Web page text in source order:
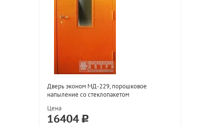
Дверь эконом МД-229, порошковое
напыление со стеклопакетом
Цена
16404